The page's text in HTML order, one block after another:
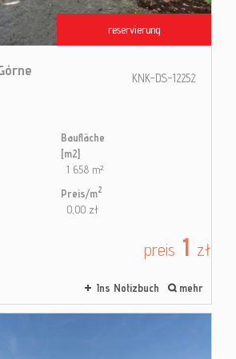
reservierung
KNK-DS-12252
Baufläche
[m2]
1 658 m²
Preis/m2
0,00 zł
preis 1 zł
Ins Notizbuch mehr